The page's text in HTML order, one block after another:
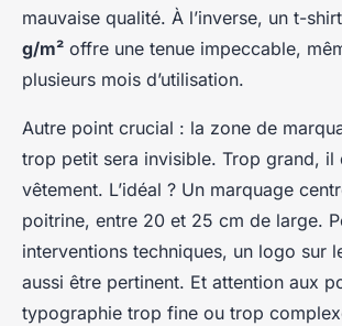
mauvaise qualité. À l’inverse, un t-
g/m² offre une tenue impeccable,
plusieurs mois d’utilisation.
Autre point crucial : la zone de
trop petit sera invisible. Trop grand, il
vêtement. L’idéal ? Un marquage
poitrine, entre 20 et 25 cm de large.
interventions techniques, un logo sur
aussi être pertinent. Et attention aux
typographie trop fine ou trop